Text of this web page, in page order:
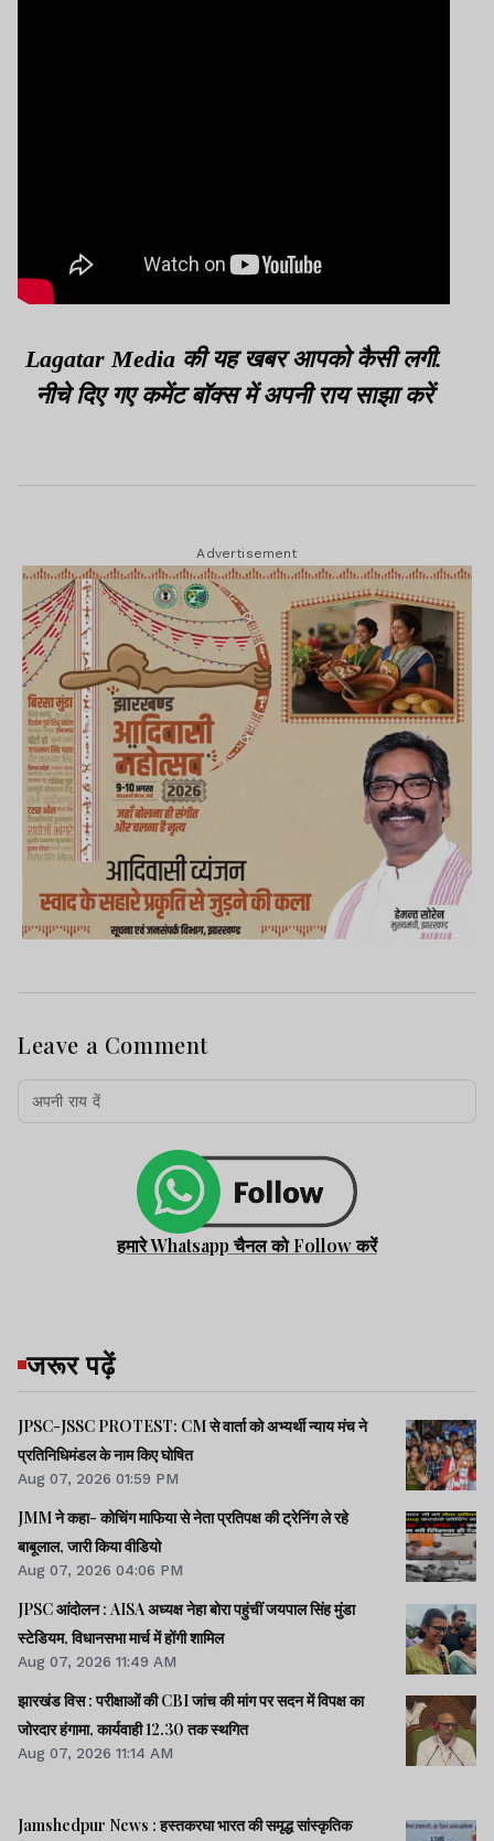
Lagatar Media की यह खबर आपको कैसी लगी.
नीचे दिए गए कमेंट बॉक्स में अपनी राय साझा करें
Advertisement
Leave a Comment
हमारे Whatsapp चैनल को Follow करें
जरूर पढ़ें
JPSC-JSSC PROTEST: CM से वार्ता को अभ्यर्थी न्याय मंच ने
प्रतिनिधिमंडल के नाम किए घोषित
Aug 07, 2026 01:59 PM
JMM ने कहा- कोचिंग माफिया से नेता प्रतिपक्ष की ट्रेनिंग ले रहे
बाबूलाल, जारी किया वीडियो
Aug 07, 2026 04:06 PM
JPSC आंदोलन : AISA अध्यक्ष नेहा बोरा पहुंचीं जयपाल सिंह मुंडा
स्टेडियम, विधानसभा मार्च में होंगी शामिल
Aug 07, 2026 11:49 AM
झारखंड विस : परीक्षाओं की CBI जांच की मांग पर सदन में विपक्ष का
जोरदार हंगामा, कार्यवाही 12.30 तक स्थगित
Aug 07, 2026 11:14 AM
Jamshedpur News : हस्तकरघा भारत की समृद्ध सांस्कृतिक